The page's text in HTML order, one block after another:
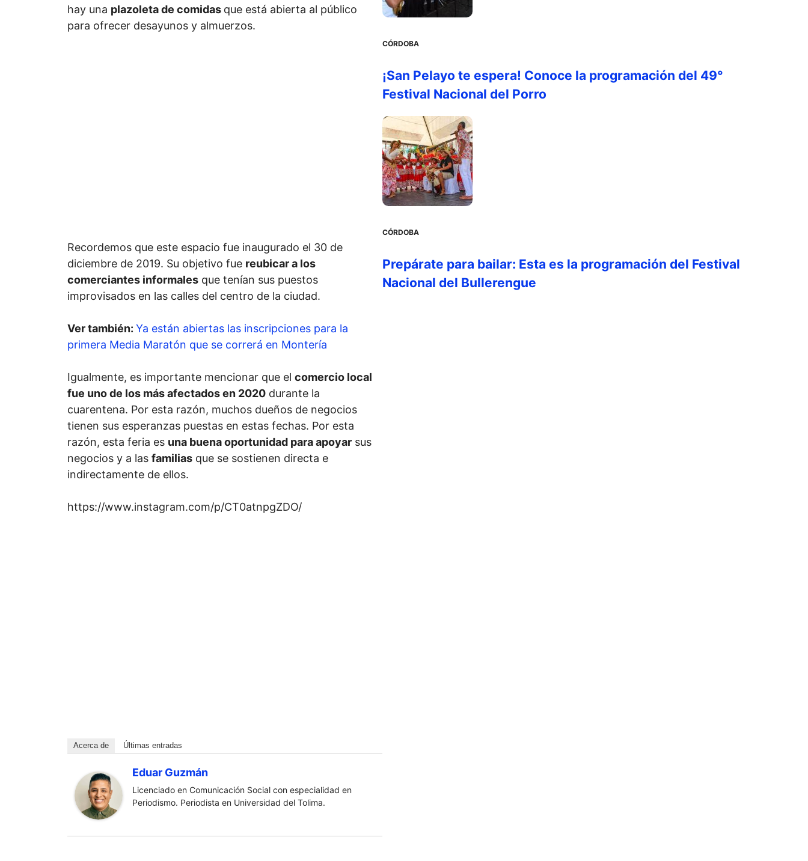
hay una plazoleta de comidas que está abierta al público
para ofrecer desayunos y almuerzos.
Recordemos que este espacio fue inaugurado el 30 de
diciembre de 2019. Su objetivo fue reubicar a los
comerciantes informales que tenían sus puestos
improvisados en las calles del centro de la ciudad.
Ver también: Ya están abiertas las inscripciones para la
primera Media Maratón que se correrá en Montería
Igualmente, es importante mencionar que el comercio local
fue uno de los más afectados en 2020 durante la
cuarentena. Por esta razón, muchos dueños de negocios
tienen sus esperanzas puestas en estas fechas. Por esta
razón, esta feria es una buena oportunidad para apoyar sus
negocios y a las familias que se sostienen directa e
indirectamente de ellos.
https://www.instagram.com/p/CT0atnpgZDO/
Acerca de Últimas entradas
Eduar Guzmán
Licenciado en Comunicación Social con especialidad en
Periodismo. Periodista en Universidad del Tolima.
CÓRDOBA
¡San Pelayo te espera! Conoce la programación del 49°
Festival Nacional del Porro
CÓRDOBA
Prepárate para bailar: Esta es la programación del Festival
Nacional del Bullerengue